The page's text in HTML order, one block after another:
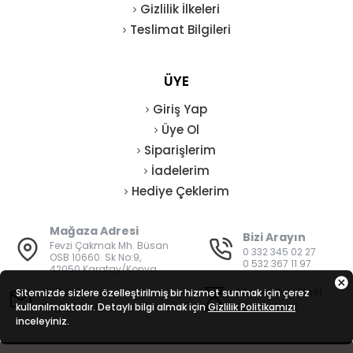
Gizlilik İlkeleri
Teslimat Bilgileri
ÜYE
Giriş Yap
Üye Ol
Siparişlerim
İadelerim
Hediye Çeklerim
Mağaza Adresi
Fevzi Çakmak Mh. Büsan
OSB 10660. Sk No:9,
42050 Karatay/Konya
Bizi Arayın
0 332 345 02 27
0 532 367 11 97
E-Posta
bilgi@vatanisguvenligi.com
Mesai Saatleri
08:00 - 19:00
Sitemizde sizlere özelleştirilmiş bir hizmet sunmak için çerez
kullanılmaktadır. Detaylı bilgi almak için Gizlilik Politikamızı
inceleyiniz.